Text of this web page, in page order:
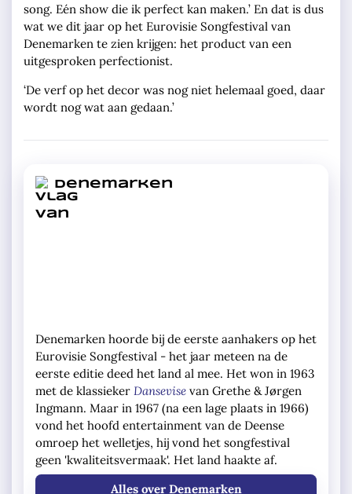
song. Eén show die ik perfect kan maken.’ En dat is dus
wat we dit jaar op het Eurovisie Songfestival van
Denemarken te zien krijgen: het product van een
uitgesproken perfectionist.
‘De verf op het decor was nog niet helemaal goed, daar
wordt nog wat aan gedaan.’
Denemarken
Denemarken hoorde bij de eerste aanhakers op het
Eurovisie Songfestival - het jaar meteen na de
eerste editie deed het land al mee. Het won in 1963
met de klassieker Dansevise van Grethe & Jørgen
Ingmann. Maar in 1967 (na een lage plaats in 1966)
vond het hoofd entertainment van de Deense
omroep het welletjes, hij vond het songfestival
geen 'kwaliteitsvermaak'. Het land haakte af.
Alles over Denemarken